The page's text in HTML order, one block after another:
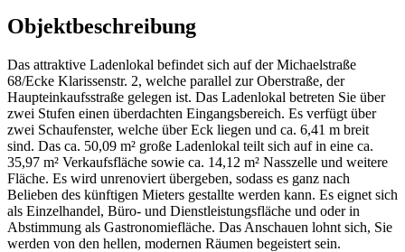
Objektbeschreibung
Das attraktive Ladenlokal befindet sich auf der Michaelstraße
68/Ecke Klarissenstr. 2, welche parallel zur Oberstraße, der
Haupteinkaufsstraße gelegen ist. Das Ladenlokal betreten Sie über
zwei Stufen einen überdachten Eingangsbereich. Es verfügt über
zwei Schaufenster, welche über Eck liegen und ca. 6,41 m breit
sind. Das ca. 50,09 m² große Ladenlokal teilt sich auf in eine ca.
35,97 m² Verkaufsfläche sowie ca. 14,12 m² Nasszelle und weitere
Fläche. Es wird unrenoviert übergeben, sodass es ganz nach
Belieben des künftigen Mieters gestallte werden kann. Es eignet sich
als Einzelhandel, Büro- und Dienstleistungsfläche und oder in
Abstimmung als Gastronomiefläche. Das Anschauen lohnt sich, Sie
werden von den hellen, modernen Räumen begeistert sein.